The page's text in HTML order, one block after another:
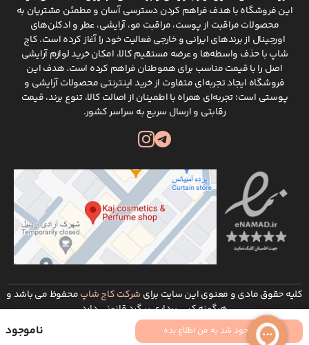
موجود شد به من اطلاع بده ناموجود
این فروشگاه با هدف فراهم کردن دسترسی آسان و مطمئن مشتریان به
محصولات مراقبت از پوست، مراقبت مو، آرایشی، عطر و ادکلن‌های
اورجینال از برندهای ایرانی و خارجی فعالیت خود را آغاز کرده است. کاج
شاپ با حذف واسطه‌ها و عرضه مستقیم کالا، امکان خرید لوازم آرایشی
اصل را با قیمت مناسب برای هموطنان فراهم کرده است. هدف این
فروشگاه ایجاد تجربه‌ای متفاوت از خرید اینترنتی محصولات آرایشی و
پوستی است؛ تجربه‌ای همراه با اطمینان از اصالت کالا، تنوع برند، قیمت
رقابتی و ارسال سریع به سراسر کشور.
کلیه حقوق مادی و معنوی این سایت برای شرکت کاج شاپمحفوظ می باشد و
هرگونه کپی برداری پیگرد قانونی دارد
توسعه و طراحی :شرکت طراحی سایت ره وب